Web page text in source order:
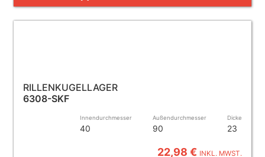
RILLENKUGELLAGER
6308-SKF
Innendurchmesser
40
Außendurchmesser
90
Dicke
23
22,98 € INKL. MWST.